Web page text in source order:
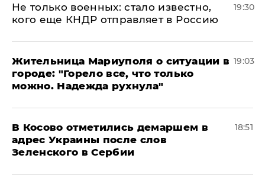
Не только военных: стало известно,
кого еще КНДР отправляет в Россию
19:30
Жительница Мариуполя о ситуации в
городе: "Горело все, что только
можно. Надежда рухнула"
19:03
В Косово отметились демаршем в
адрес Украины после слов
Зеленского в Сербии
18:51